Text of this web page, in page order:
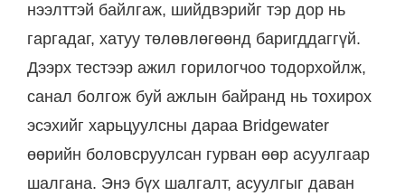
нээлттэй байлгаж, шийдвэрийг тэр дор нь
гаргадаг, хатуу төлөвлөгөөнд баригддаггүй.
Дээрх тестээр ажил горилогчоо тодорхойлж,
санал болгож буй ажлын байранд нь тохирох
эсэхийг харьцуулсны дараа Bridgewater
өөрийн боловсруулсан гурван өөр асуулгаар
шалгана. Энэ бүх шалгалт, асуулгыг даван